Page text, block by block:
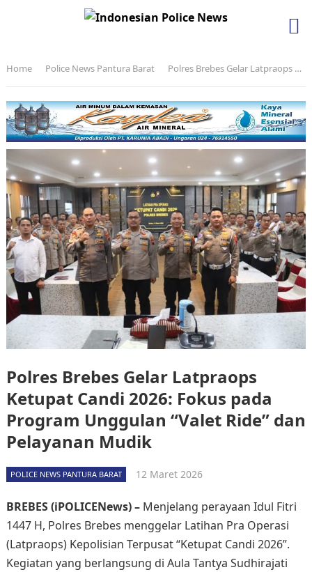
Home Police News Pantura Barat Polres Brebes Gelar Latpraops Ketupat Candi 2026: Fokus pada Program Unggulan “Valet Ride” dan Pelayanan Mudik
Polres Brebes Gelar Latpraops
Ketupat Candi 2026: Fokus pada
Program Unggulan “Valet Ride” dan
Pelayanan Mudik
POLICE NEWS PANTURA BARAT 12 Maret 2026
BREBES (iPOLICENews) – Menjelang perayaan Idul Fitri
1447 H, Polres Brebes menggelar Latihan Pra Operasi
(Latpraops) Kepolisian Terpusat “Ketupat Candi 2026”.
Kegiatan yang berlangsung di Aula Tantya Sudhirajati